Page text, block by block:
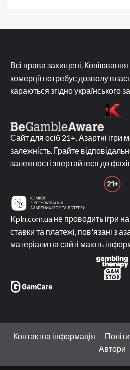
Всі права захищені. Копіювання
комерції потребує дозволу
караються згідно українського
Сайт для осіб 21+. Азартні ігри
залежність. Грайте
залежності звертайтеся до
Kpln.com.ua не проводить ігри
ставки та платежі, пов'язані з
матеріали на сайті мають
Контактна інформація
Автори